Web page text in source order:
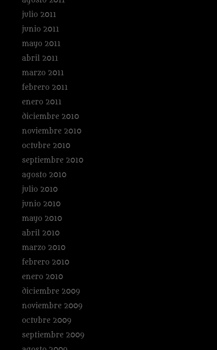
julio 2011
junio 2011
mayo 2011
abril 2011
marzo 2011
febrero 2011
enero 2011
diciembre 2010
noviembre 2010
octubre 2010
septiembre 2010
agosto 2010
julio 2010
junio 2010
mayo 2010
abril 2010
marzo 2010
febrero 2010
enero 2010
diciembre 2009
noviembre 2009
octubre 2009
septiembre 2009